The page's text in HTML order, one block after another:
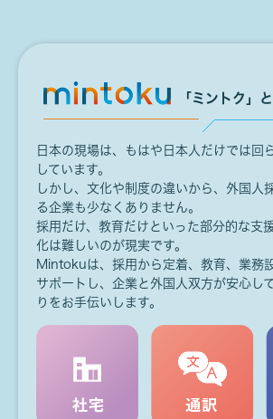
「ミントク」
日本の現場は、もはや日本人だけでは 回
しています。
しかし、文化や制度の違いから、外国人
る企業も少なくありません。
採用だけ、教育だけといった部分的な支援
化は難しいのが現実です。
Mintokuは、採用から定着、教育、業務
サポートし、 企業と外国人双方が安心し
りを お手伝いします。